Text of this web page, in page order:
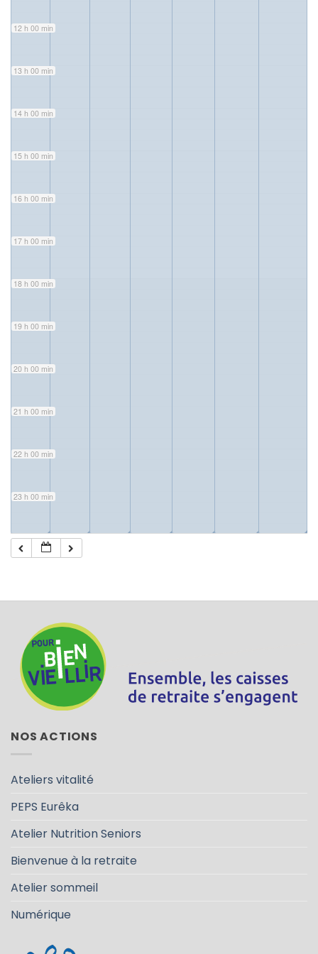
12 h 00 min
13 h 00 min
14 h 00 min
15 h 00 min
16 h 00 min
17 h 00 min
18 h 00 min
19 h 00 min
20 h 00 min
21 h 00 min
22 h 00 min
23 h 00 min
◢ ◢ ◢ ◢ ◢ ◢ ◢
NOS ACTIONS
Ateliers vitalité
PEPS Eurêka
Atelier Nutrition Seniors
Bienvenue à la retraite
Atelier sommeil
Numérique